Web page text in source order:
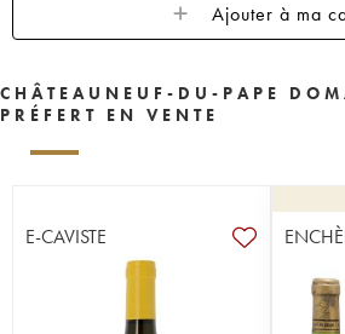
Ajouter à ma
CHÂTEAUNEUF-DU-PAPE
PRÉFERT EN VENTE
E-CAVISTE